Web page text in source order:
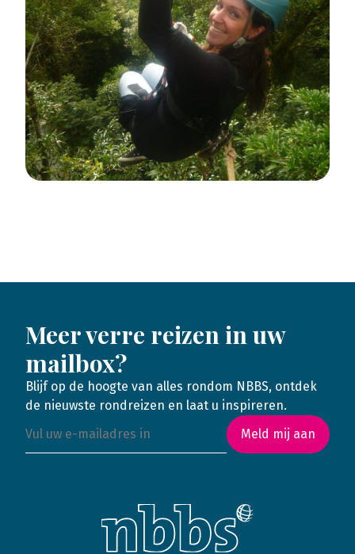
Meer verre reizen in uw
mailbox?
Blijf op de hoogte van alles rondom NBBS, ontdek
de nieuwste rondreizen en laat u inspireren.
Meld mij aan